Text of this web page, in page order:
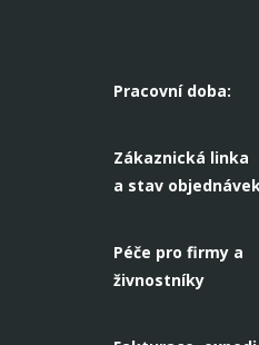
Pracovní doba:
Zákaznická linka
a stav
Péče pro firmy a
živnostníky